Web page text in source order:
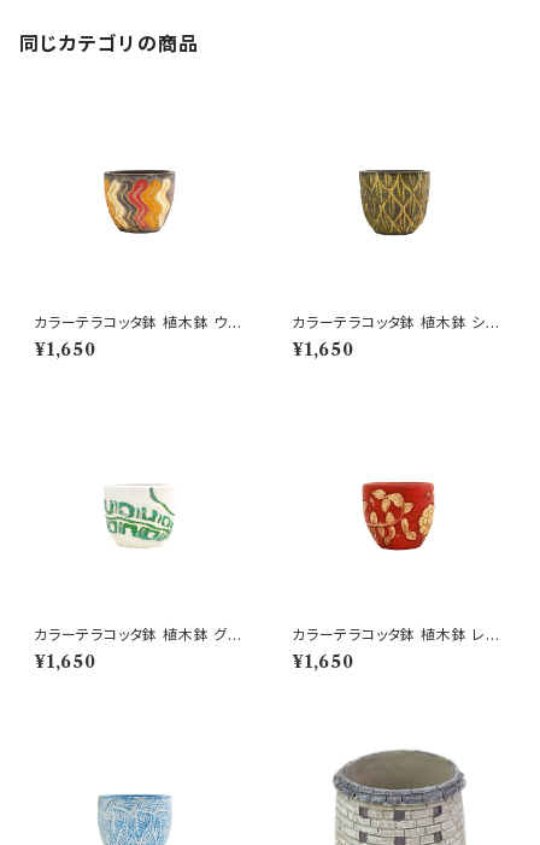
同じカテゴリの商品
カラーテラコッタ鉢 植木鉢 ウェ
¥1,650
カラーテラコッタ鉢 植木鉢 シェ
ーンSSS 4号 おしゃれ
¥1,650
カラーテラコッタ鉢 植木鉢 グリ
¥1,650
カラーテラコッタ鉢 植木鉢 レッ
ドSSS 4号 おしゃれ
¥1,650